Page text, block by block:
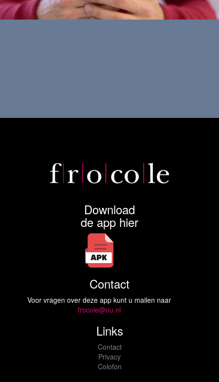
Download
de app hier
Contact
Voor vragen over deze app kunt u mailen naar
frocole@ou.nl
Links
Contact
Privacy
Colofon